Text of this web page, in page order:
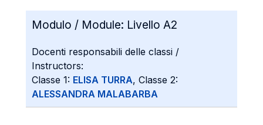
Modulo / Module: Livello A2
Docenti responsabili delle classi /
Instructors:
Classe 1: ELISA TURRA, Classe 2:
ALESSANDRA MALABARBA